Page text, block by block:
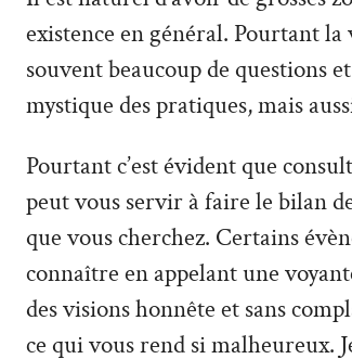
existence en général. Pourtant la
souvent beaucoup de questions
mystique des pratiques, mais
Pourtant c’est évident que
peut vous servir à faire le bilan
que vous cherchez. Certains
connaître en appelant une
des visions honnête et sans
ce qui vous rend si malheureux.